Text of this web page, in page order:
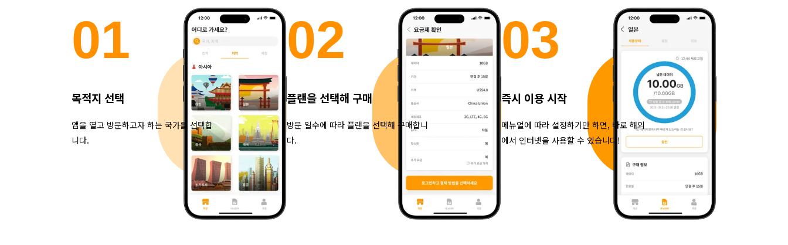
01
목적지 선택
앱을 열고 방문하고자 하는 국가를 선택합
니다.
02
플랜을 선택해 구매
방문 일수에 따라 플랜을 선택해 구매합니
다.
03
즉시 이용 시작
메뉴얼에 따라 설정하기만 하면, 바로 해외
에서 인터넷을 사용할 수 있습니다!